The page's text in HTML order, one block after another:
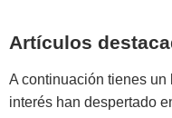
Artículos
A continuación tienes
interés han despertado